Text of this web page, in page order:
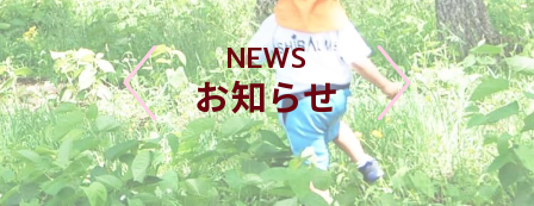
NEWS
お知らせ